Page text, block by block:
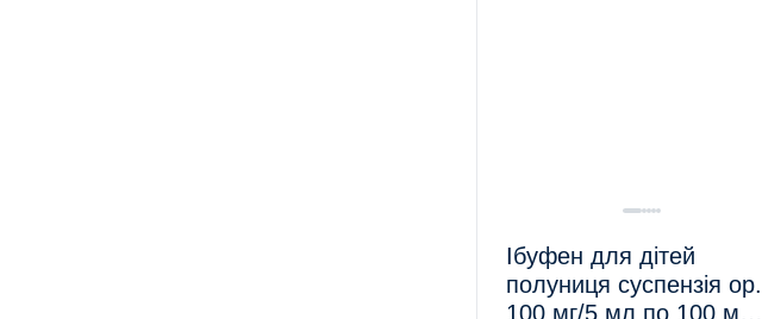
Ібуфен для дітей
полуниця суспензія ор.
100 мг/5 мл по 100 мл у